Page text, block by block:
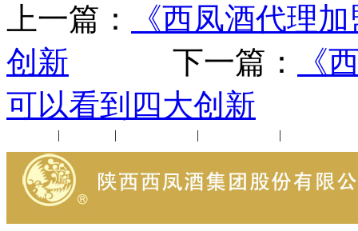
上一篇：
《西凤酒代理
创新 下一篇：
《
可以看到四大创新
| | | |